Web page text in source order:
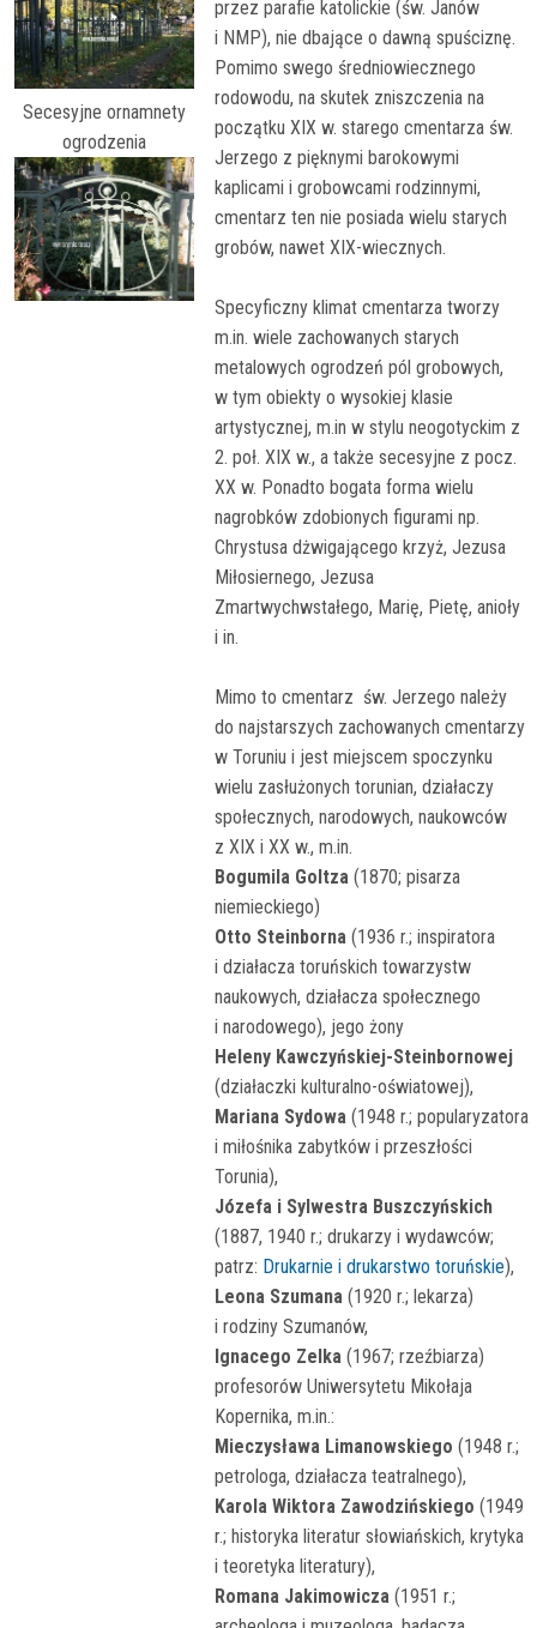
Secesyjne ornamnety
ogrodzenia
przez parafie katolickie (św. Janów
i NMP), nie dbające o dawną spuściznę.
Pomimo swego średniowiecznego
rodowodu, na skutek zniszczenia na
początku XIX w. starego cmentarza św.
Jerzego z pięknymi barokowymi
kaplicami i grobowcami rodzinnymi,
cmentarz ten nie posiada wielu starych
grobów, nawet XIX-wiecznych.
Specyficzny klimat cmentarza tworzy
m.in. wiele zachowanych starych
metalowych ogrodzeń pól grobowych,
w tym obiekty o wysokiej klasie
artystycznej, m.in w stylu neogotyckim z
2. poł. XIX w., a także secesyjne z pocz.
XX w. Ponadto bogata forma wielu
nagrobków zdobionych figurami np.
Chrystusa dżwigającego krzyż, Jezusa
Miłosiernego, Jezusa
Zmartwychwstałego, Marię, Pietę, anioły
i in.
Mimo to cmentarz św. Jerzego należy
do najstarszych zachowanych cmentarzy
w Toruniu i jest miejscem spoczynku
wielu zasłużonych torunian, działaczy
społecznych, narodowych, naukowców
z XIX i XX w., m.in.
Bogumila Goltza (1870; pisarza
niemieckiego)
Otto Steinborna (1936 r.; inspiratora
i działacza toruńskich towarzystw
naukowych, działacza społecznego
i narodowego), jego żony
Heleny Kawczyńskiej-Steinbornowej
(działaczki kulturalno-oświatowej),
Mariana Sydowa (1948 r.; popularyzatora
i miłośnika zabytków i przeszłości
Torunia),
Józefa i Sylwestra Buszczyńskich
(1887, 1940 r.; drukarzy i wydawców;
patrz: Drukarnie i drukarstwo toruńskie),
Leona Szumana (1920 r.; lekarza)
i rodziny Szumanów,
Ignacego Zelka (1967; rzeźbiarza)
profesorów Uniwersytetu Mikołaja
Kopernika, m.in.:
Mieczysława Limanowskiego (1948 r.;
petrologa, działacza teatralnego),
Karola Wiktora Zawodzińskiego (1949
r.; historyka literatur słowiańskich, krytyka
i teoretyka literatury),
Romana Jakimowicza (1951 r.;